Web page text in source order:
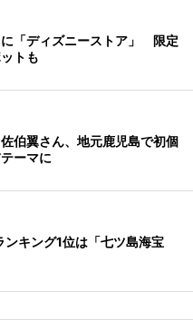
「ディズニーストア」 限定
トも
伯翼さん、地元鹿児島で初個
ーマに
ンキング1位は「七ツ島海宝